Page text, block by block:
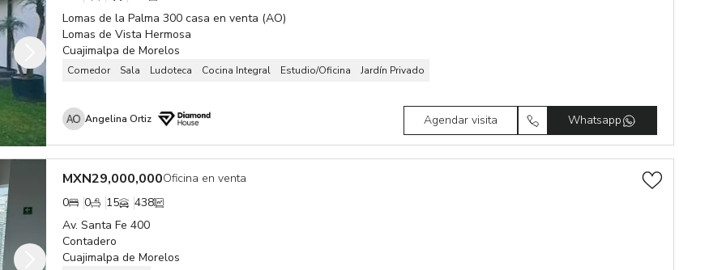
Lomas de la Palma 300 casa en venta (AO)
Lomas de Vista Hermosa
Cuajimalpa de Morelos
Comedor Sala Ludoteca Cocina Integral Estudio/Oficina Jardín Privado
Angelina Ortiz Agendar visita Whatsapp
MXN29,000,000Oficina en venta
0
0 15
438
Av. Santa Fe 400
Contadero
Cuajimalpa de Morelos